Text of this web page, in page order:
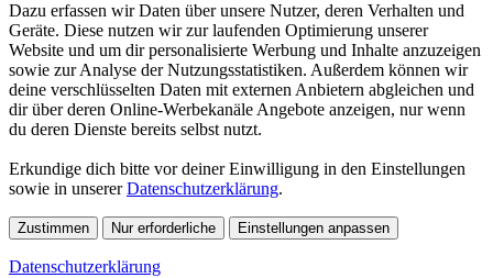
Dazu erfassen wir Daten über unsere Nutzer, deren Verhalten und
Geräte. Diese nutzen wir zur laufenden Optimierung unserer
Website und um dir personalisierte Werbung und Inhalte anzuzeigen
sowie zur Analyse der Nutzungsstatistiken. Außerdem können wir
deine verschlüsselten Daten mit externen Anbietern abgleichen und
dir über deren Online-Werbekanäle Angebote anzeigen, nur wenn
du deren Dienste bereits selbst nutzt.
Erkundige dich bitte vor deiner Einwilligung in den Einstellungen
sowie in unsererDatenschutzerklärung.
Zustimmen Nur erforderliche Einstellungen anpassen
Datenschutzerklärung